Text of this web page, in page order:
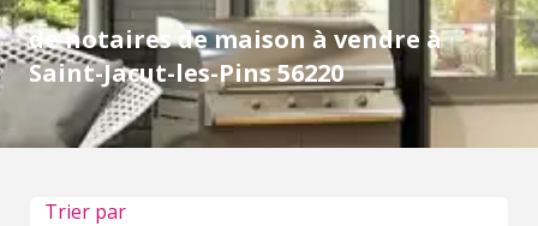
de notaires de maison à vendre à
Saint-Jacut-les-Pins 56220
Trier par